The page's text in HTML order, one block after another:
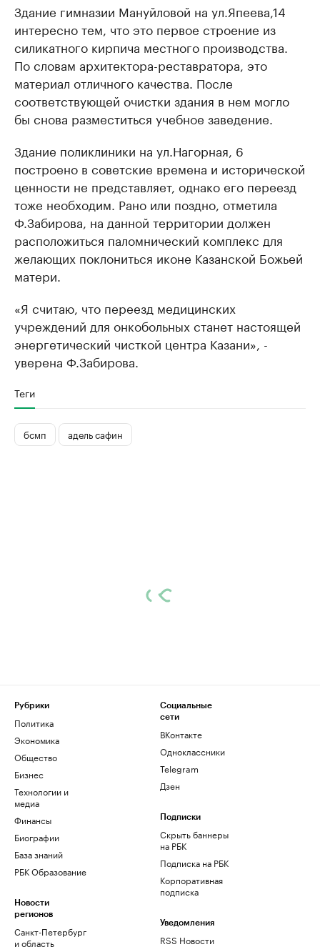
Здание гимназии Мануйловой на ул.Япеева,14
интересно тем, что это первое строение из
силикатного кирпича местного производства.
По словам архитектора-реставратора, это
материал отличного качества. После
соответствующей очистки здания в нем могло
бы снова разместиться учебное заведение.
Здание поликлиники на ул.Нагорная, 6
построено в советские времена и исторической
ценности не представляет, однако его переезд
тоже необходим. Рано или поздно, отметила
Ф.Забирова, на данной территории должен
расположиться паломнический комплекс для
желающих поклониться иконе Казанской Божьей
матери.
«Я считаю, что переезд медицинских
учреждений для онкобольных станет настоящей
энергетический чисткой центра Казани», -
уверена Ф.Забирова.
Теги
бсмп адель сафин
Рубрики
Политика
Экономика
Общество
Бизнес
Технологии и
медиа
Финансы
Биографии
База знаний
РБК Образование
Новости
регионов
Санкт-Петербург
и область
Социальные
сети
ВКонтакте
Одноклассники
Telegram
Дзен
Подписки
Скрыть баннеры
на РБК
Подписка на РБК
Корпоративная
подписка
Уведомления
RSS Новости